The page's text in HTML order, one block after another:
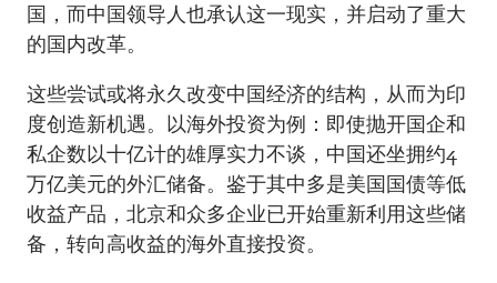
国，而中国领导人也承认这一现实，并启动了重大
的国内改革。
这些尝试或将永久改变中国经济的结构，从而为印
度创造新机遇。以海外投资为例：即使抛开国企和
私企数以十亿计的雄厚实力不谈，中国还坐拥约4
万亿美元的外汇储备。鉴于其中多是美国国债等低
收益产品，北京和众多企业已开始重新利用这些储
备，转向高收益的海外直接投资。